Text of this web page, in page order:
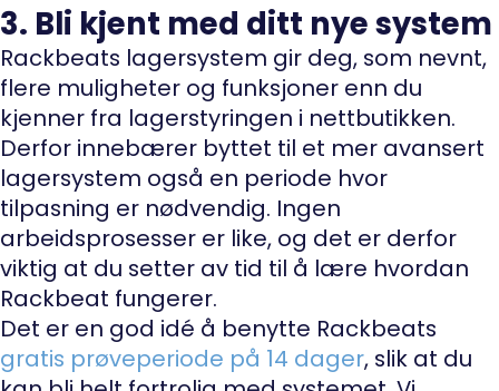
3. Bli kjent med ditt nye system
Rackbeats lagersystem gir deg, som nevnt,
flere muligheter og funksjoner enn du
kjenner fra lagerstyringen i nettbutikken.
Derfor innebærer byttet til et mer avansert
lagersystem også en periode hvor
tilpasning er nødvendig. Ingen
arbeidsprosesser er like, og det er derfor
viktig at du setter av tid til å lære hvordan
Rackbeat fungerer.
Det er en god idé å benytte Rackbeats
gratis prøveperiode på 14 dager, slik at du